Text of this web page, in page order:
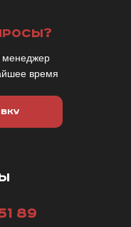
менеджер
время
89